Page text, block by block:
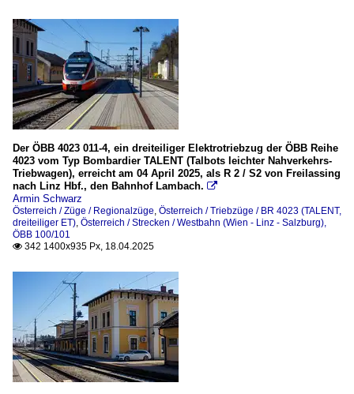
Der ÖBB 4023 011-4, ein dreiteiliger Elektrotriebzug der ÖBB Reihe
4023 vom Typ Bombardier TALENT (Talbots leichter Nahverkehrs-
Triebwagen), erreicht am 04 April 2025, als R 2 / S2 von Freilassing
nach Linz Hbf., den Bahnhof Lambach. 
Armin Schwarz
Österreich / Züge / Regionalzüge, Österreich / Triebzüge / BR 4023 (TALENT,
dreiteiliger ET), Österreich / Strecken / Westbahn (Wien - Linz - Salzburg),
ÖBB 100/101
 342 1400x935 Px, 18.04.2025